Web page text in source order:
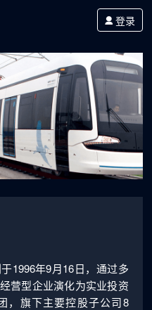
登录
1996年9月16日，通过多
营型企业演化为实业投资
，旗下主要控股子公司8